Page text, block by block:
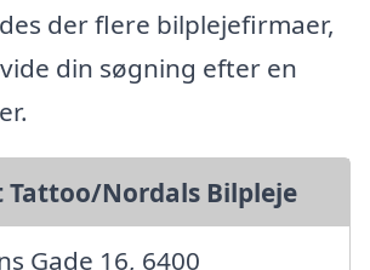
der flere bilplejefirmaer,
din søgning efter en
Tattoo/Nordals Bilpleje
Gade 16, 6400